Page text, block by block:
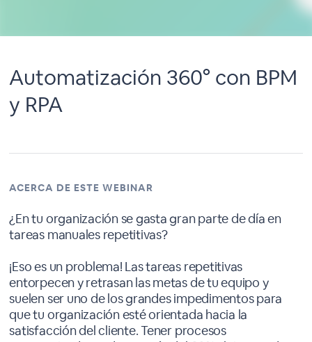
Automatización 360° con BPM
y RPA
ACERCA DE ESTE WEBINAR
¿En tu organización se gasta gran parte de día en
tareas manuales repetitivas?
¡Eso es un problema! Las tareas repetitivas
entorpecen y retrasan las metas de tu equipo y
suelen ser uno de los grandes impedimentos para
que tu organización esté orientada hacia la
satisfacción del cliente. Tener procesos